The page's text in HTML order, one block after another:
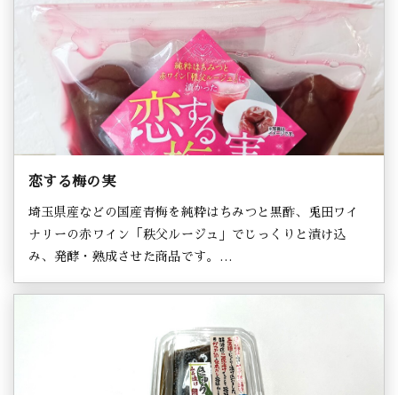
恋する梅の実
埼玉県産などの国産青梅を純粋はちみつと黒酢、兎田ワイ
ナリーの赤ワイン「秩父ルージュ」でじっくりと漬け込
み、発酵・熟成させた商品です。…